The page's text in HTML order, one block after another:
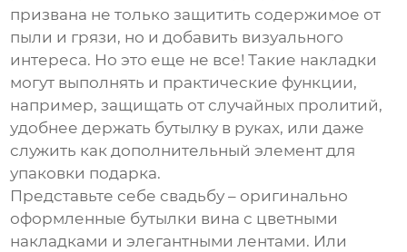
призвана не только защитить содержимое от
пыли и грязи, но и добавить визуального
интереса. Но это еще не все! Такие накладки
могут выполнять и практические функции,
например, защищать от случайных пролитий,
удобнее держать бутылку в руках, или даже
служить как дополнительный элемент для
упаковки подарка.
Представьте себе свадьбу – оригинально
оформленные бутылки вина с цветными
накладками и элегантными лентами. Или